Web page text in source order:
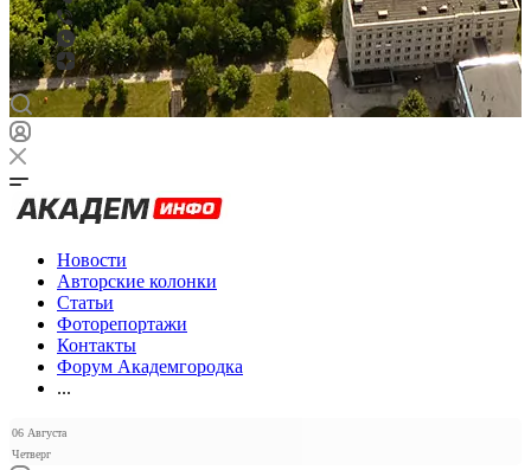
Новости
Авторские колонки
Статьи
Фоторепортажи
Контакты
Форум Академгородка
...
06 Августа
Четверг